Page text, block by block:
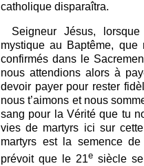
catholique disparaîtra.
Seigneur Jésus,
mystique au Baptême,
confirmés dans le
nous attendions alors à
devoir payer pour rester
nous t’aimons et nous
sang pour la Vérité que tu
vies de martyrs ici sur
martyrs est la semence de
prévoit que le 21esiècle